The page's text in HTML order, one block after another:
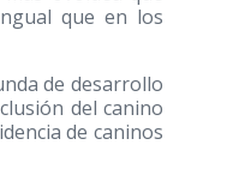
que en los
de desarrollo
del canino
de caninos